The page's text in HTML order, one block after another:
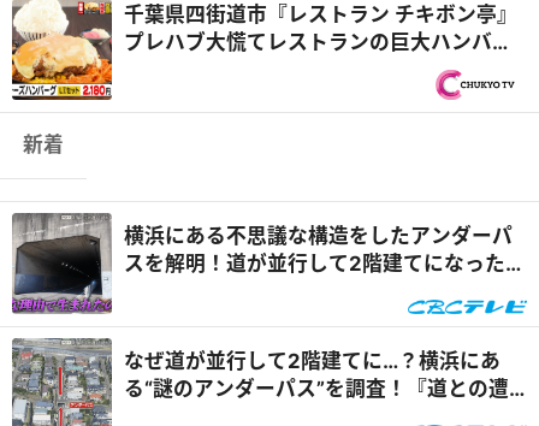
千葉県四街道市『レストラン チキボン亭』
プレハブ大慌てレストランの巨大ハンバー
新着
横浜にある不思議な構造をしたアンダーパ
スを解明！道が並行して2階建てになったワ
なぜ道が並行して2階建てに…？横浜にあ
る“謎のアンダーパス”を調査！『道との遭